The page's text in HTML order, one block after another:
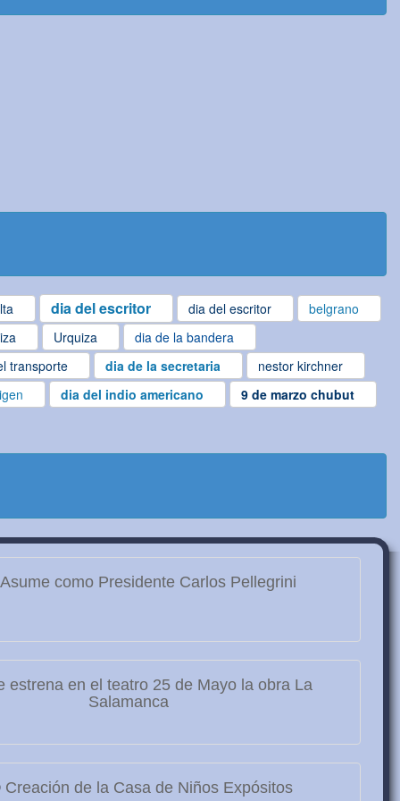
dia del escritor dia del escritor
belgrano
Urquiza
dia de la bandera
transporte dia de la secretaria
nestor kirchner
dia del indio americano
9 de marzo chubut
Asume como Presidente Carlos Pellegrini
estrena en el teatro 25 de Mayo la obra La
Salamanca
Creación de la Casa de Niños Expósitos